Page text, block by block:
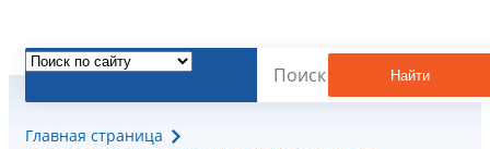
Найти
Главная страница